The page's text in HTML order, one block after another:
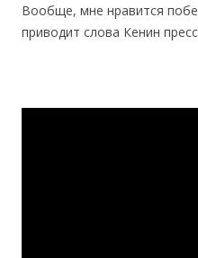
Вообще, мне нравится
приводит слова Кенин